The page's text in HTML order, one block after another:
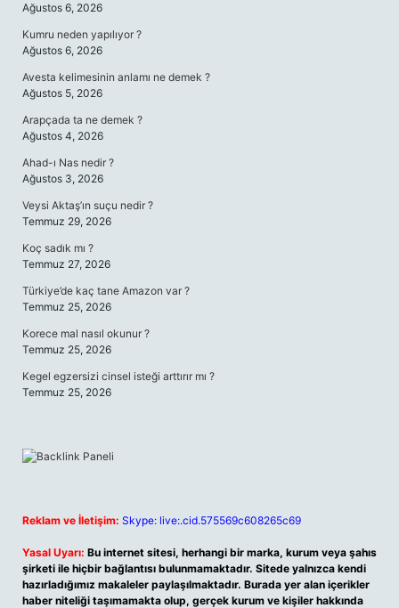
Ağustos 6, 2026
Kumru neden yapılıyor ?
Ağustos 6, 2026
Avesta kelimesinin anlamı ne demek ?
Ağustos 5, 2026
Arapçada ta ne demek ?
Ağustos 4, 2026
Ahad-ı Nas nedir ?
Ağustos 3, 2026
Veysi Aktaş’ın suçu nedir ?
Temmuz 29, 2026
Koç sadık mı ?
Temmuz 27, 2026
Türkiye’de kaç tane Amazon var ?
Temmuz 25, 2026
Korece mal nasıl okunur ?
Temmuz 25, 2026
Kegel egzersizi cinsel isteği arttırır mı ?
Temmuz 25, 2026
Reklam ve İletişim: Skype: live:.cid.575569c608265c69
Yasal Uyarı: Bu internet sitesi, herhangi bir marka, kurum veya şahıs
şirketi ile hiçbir bağlantısı bulunmamaktadır. Sitede yalnızca kendi
hazırladığımız makaleler paylaşılmaktadır. Burada yer alan içerikler
haber niteliği taşımamakta olup, gerçek kurum ve kişiler hakkında